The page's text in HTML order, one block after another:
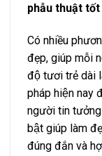
phẫu thuật tốt
Có nhiều
đẹp, giúp mỗi
độ tươi trẻ dài
pháp hiện nay
người tin
bật giúp làm
đúng đắn và